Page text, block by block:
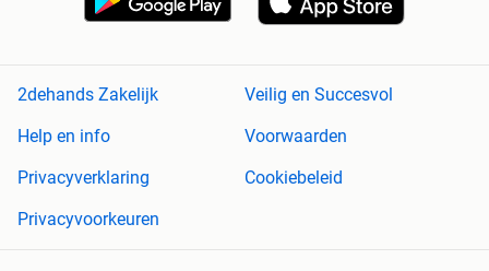
2dehands Zakelijk
Veilig en Succesvol
Help en info
Voorwaarden
Privacyverklaring
Cookiebeleid
Privacyvoorkeuren